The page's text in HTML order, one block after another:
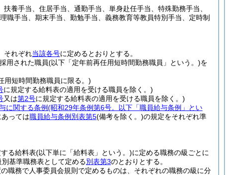
養手当、住居手当、通勤手当、単身赴任手当、特殊勤務手当、
手当、期末手当、勤勉手当、義務教育等教員特別手当、定時制
それぞれ当該各号に定めるとおりとする。
用された職員(以下「定年前再任用短時間勤務職員」という。)を
用短時間勤務職員に限る。)
に規定する給料表の適用を受ける職員を除く。)
又は第2号に規定する給料表の適用を受ける職員を除く。)
に関する条例(昭和29年条例第6号。以下「職員給与条例」とい
っては職員給与条例別表第5(備考を除く。)の規定をそれぞれ準
る給料表(以下単に「給料表」という。)に定める職務の級ごとに
基準職務表として定める別表第3のとおりとする。
職務で人事委員会規則で定めるものは、それぞれの職務の級に分